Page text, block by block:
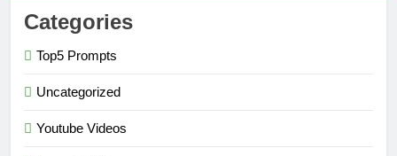
Categories
Top5 Prompts
Uncategorized
Youtube Videos